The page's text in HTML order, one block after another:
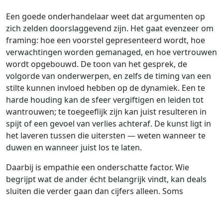
Een goede onderhandelaar weet dat argumenten op
zich zelden doorslaggevend zijn. Het gaat evenzeer om
framing: hoe een voorstel gepresenteerd wordt, hoe
verwachtingen worden gemanaged, en hoe vertrouwen
wordt opgebouwd. De toon van het gesprek, de
volgorde van onderwerpen, en zelfs de timing van een
stilte kunnen invloed hebben op de dynamiek. Een te
harde houding kan de sfeer vergiftigen en leiden tot
wantrouwen; te toegeeflijk zijn kan juist resulteren in
spijt of een gevoel van verlies achteraf. De kunst ligt in
het laveren tussen die uitersten — weten wanneer te
duwen en wanneer juist los te laten.
Daarbij is empathie een onderschatte factor. Wie
begrijpt wat de ander écht belangrijk vindt, kan deals
sluiten die verder gaan dan cijfers alleen. Soms